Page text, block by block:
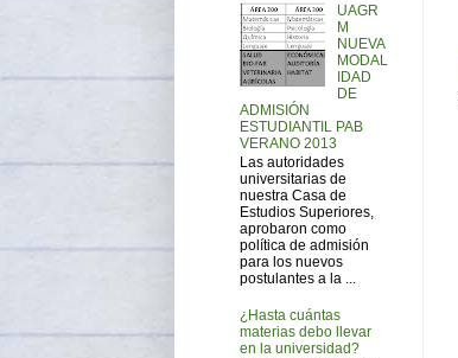
UAGR
M
NUEVA
MODAL
IDAD
DE
ADMISIÓN
ESTUDIANTIL PAB
VERANO 2013
Las autoridades
universitarias de
nuestra Casa de
Estudios Superiores,
aprobaron como
política de admisión
para los nuevos
postulantes a la ...
¿Hasta cuántas
materias debo llevar
en la universidad?